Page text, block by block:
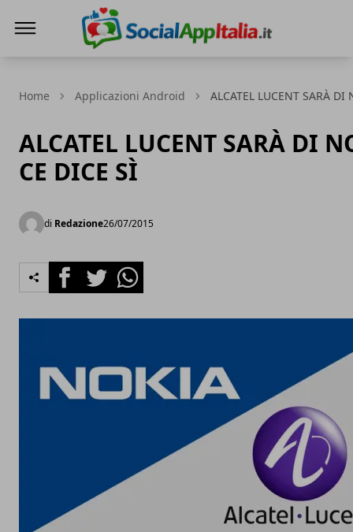
Home Applicazioni Android ALCATEL LUCENT SARÀ DI
ALCATEL LUCENT SARÀ DI
CE DICE SÌ
di Redazione26/07/2015
FacebookTwitterWhatsapp